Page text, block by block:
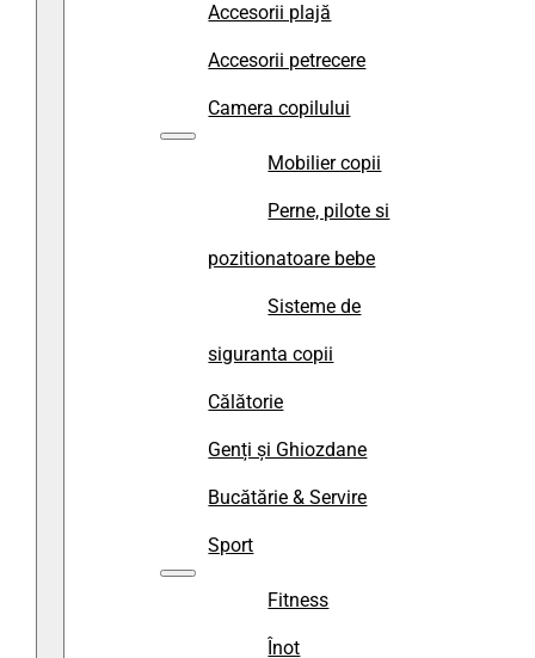
Accesorii plajă
Accesorii petrecere
Camera copilului
Mobilier copii
Perne, pilote si
pozitionatoare bebe
Sisteme de
siguranta copii
Călătorie
Genți și Ghiozdane
Bucătărie & Servire
Sport
Fitness
Înot